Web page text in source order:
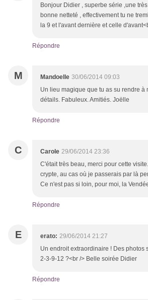
Bonjour Didier , superbe série ,une
bonne netteté , effectivement tu ne
la 9 et l'avant dernière et celle
Répondre
M Mandoelle 30/06/2014 09:03
Un lieu magique que tu as su rendre à
détails. Fabuleux. Amitiés. Joëlle
Répondre
C Carole 29/06/2014 23:36
C'était très beau, merci pour cette
crypte, au cas où je passerais par là
Ce n'est pas si loin, pour moi, la
Répondre
E erato: 29/06/2014 21:27
Un endroit extraordinaire ! Des photos
2-3-9-12 ?<br /> Belle soirée Didier
Répondre